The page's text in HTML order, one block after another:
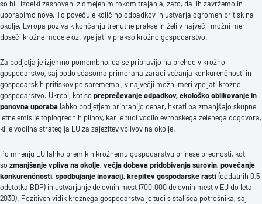
so bili izdelki zasnovani z omejenim rokom trajanja, zato, da jih zavržemo in
uporabimo nove. To povečuje količino odpadkov in ustvarja ogromen pritisk na
okolje. Evropa poziva k končanju trenutne prakse in želi v največji možni meri
doseči krožne modele oz. vpeljati v prakso krožno gospodarstvo.
Za podjetja je izjemno pomembno, da se pripravijo na prehod v krožno
gospodarstvo, saj bodo sčasoma primorana zaradi večanja konkurenčnosti in
gospodarskih pritiskov po spremembi, v največji možni meri vpeljati krožno
gospodarstvo. Ukrepi, kot so preprečevanje odpadkov, ekološko oblikovanje in
ponovna uporaba lahko podjetjem prihranijo denar, hkrati pa zmanjšajo skupne
letne emisije toplogrednih plinov, kar je tudi vodilo evropskega zelenega dogovora,
ki je vodilna strategija EU za zajezitev vplivov na okolje.
Po mnenju EU lahko premik h krožnemu gospodarstvu prinese prednosti, kot
so zmanjšanje vpliva na okolje, večja dobava pridobivanja surovin, povečanje
konkurenčnosti, spodbujanje inovacij, krepitev gospodarske rasti(dodatnih 0,5
odstotka BDP) in ustvarjanje delovnih mest (700.000 delovnih mest v EU do leta
2030). Pozitiven vidik krožnega gospodarstva je tudi s stališča potrošnika, saj